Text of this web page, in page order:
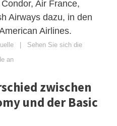
Air France,
Airways dazu, in den
Airlines.
| Sehen Sie sich die
an
zwischen
und der Basic